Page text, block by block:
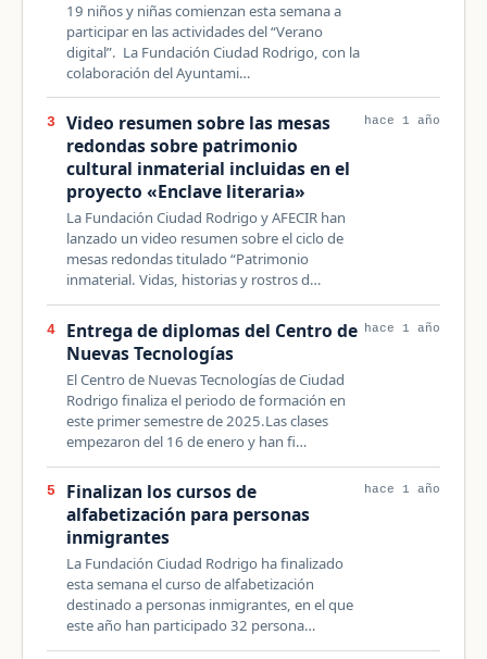
19 niños y niñas comienzan esta semana a
participar en las actividades del “Verano
digital”. La Fundación Ciudad Rodrigo, con la
colaboración del Ayuntami…
3
Video resumen sobre las mesas
redondas sobre patrimonio
cultural inmaterial incluidas en el
proyecto «Enclave literaria»
La Fundación Ciudad Rodrigo y AFECIR han
lanzado un video resumen sobre el ciclo de
mesas redondas titulado “Patrimonio
inmaterial. Vidas, historias y rostros d…
hace 1 año
4
Entrega de diplomas del Centro de
Nuevas Tecnologías
El Centro de Nuevas Tecnologías de Ciudad
Rodrigo finaliza el periodo de formación en
este primer semestre de 2025.Las clases
empezaron del 16 de enero y han fi…
hace 1 año
5
Finalizan los cursos de
alfabetización para personas
inmigrantes
La Fundación Ciudad Rodrigo ha finalizado
esta semana el curso de alfabetización
destinado a personas inmigrantes, en el que
este año han participado 32 persona…
hace 1 año